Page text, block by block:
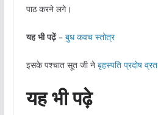
पाठ करने लगे।
यह भी पढ़ें – बुध कवच स्तोत्र
इसके पश्चात सूत जी ने बृहस्पति प्रदोष
यह भी पढ़े